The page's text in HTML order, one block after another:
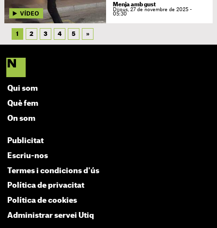
Menja amb gust
Dijous, 27 de novembre de 2025 -
05:30
1 2 3 4 5 »
Qui som
Què fem
On som
Publicitat
Escriu-nos
Termes i condicions d'ús
Política de privacitat
Política de cookies
Administrar servei Utiq